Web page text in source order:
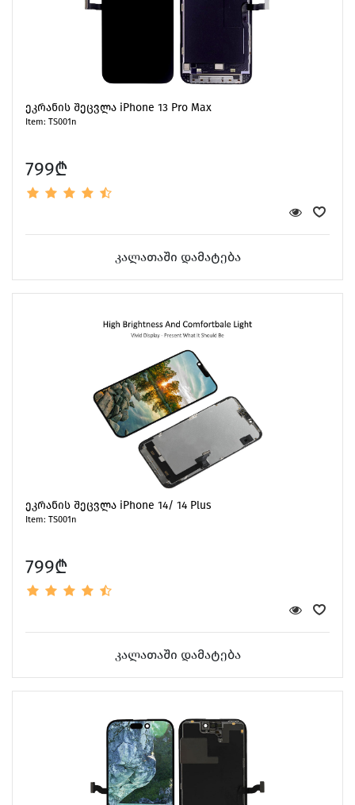
ეკრანის შეცვლა iPhone 13 Pro Max
Item: TS001n
799₾
კალათაში დამატება
ეკრანის შეცვლა iPhone 14/ 14 Plus
Item: TS001n
799₾
კალათაში დამატება